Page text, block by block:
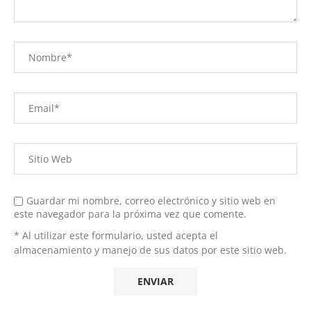
Guardar mi nombre, correo electrónico y sitio web en
este navegador para la próxima vez que comente.
* Al utilizar este formulario, usted acepta el
almacenamiento y manejo de sus datos por este sitio web.